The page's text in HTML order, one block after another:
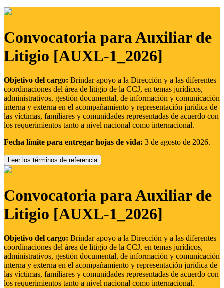
Convocatoria para Auxiliar de
Litigio [AUXL-1_2026]
Objetivo del cargo: Brindar apoyo a la Dirección y a las diferentes
coordinaciones del área de litigio de la CCJ, en temas jurídicos,
administrativos, gestión documental, de información y comunicación
interna y externa en el acompañamiento y representación jurídica de
las víctimas, familiares y comunidades representadas de acuerdo con
los requerimientos tanto a nivel nacional como internacional.
Fecha límite para entregar hojas de vida: 3 de agosto de 2026.
Leer los términos de referencia
Convocatoria para Auxiliar de
Litigio [AUXL-1_2026]
Objetivo del cargo: Brindar apoyo a la Dirección y a las diferentes
coordinaciones del área de litigio de la CCJ, en temas jurídicos,
administrativos, gestión documental, de información y comunicación
interna y externa en el acompañamiento y representación jurídica de
las víctimas, familiares y comunidades representadas de acuerdo con
los requerimientos tanto a nivel nacional como internacional.